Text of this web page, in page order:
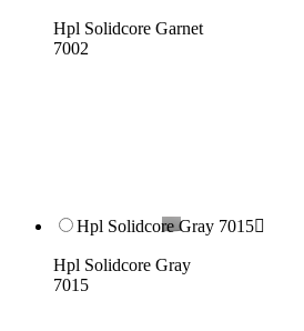
Hpl Solidcore Garnet
7002
Hpl Solidcore Gray 7015
Hpl Solidcore Gray
7015